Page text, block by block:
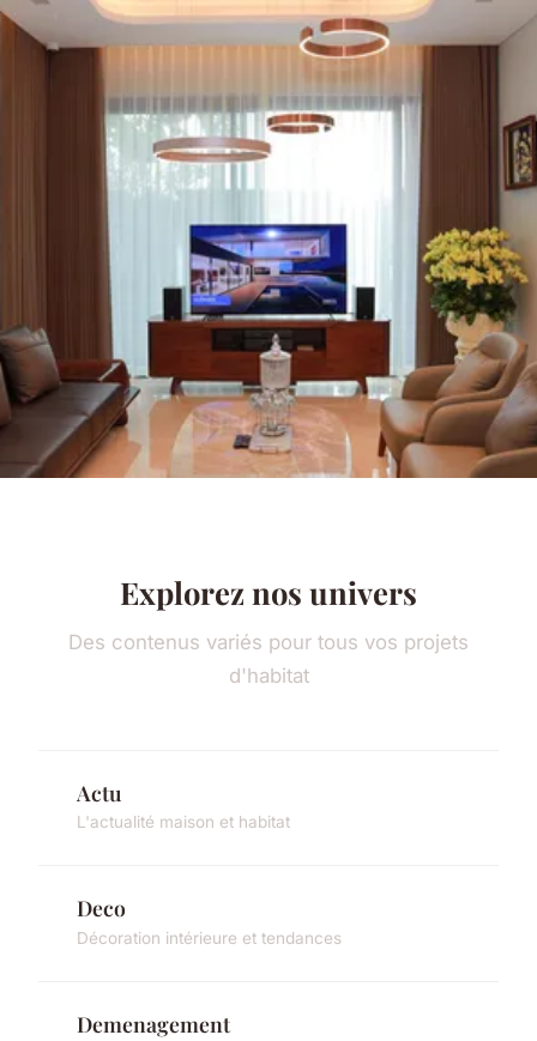
Explorez nos univers
Des contenus variés pour tous vos projets
d'habitat
Actu
L'actualité maison et habitat
Deco
Décoration intérieure et tendances
Demenagement